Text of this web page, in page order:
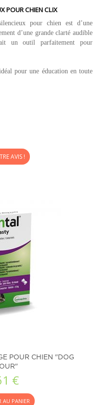
POUR CHIEN CLIX
pour chien est d’une
d’une grande clarté audible
un outil parfaitement pour
pour une éducation en toute
AVIS !
POUR CHIEN "DOG
€
AU PANIER